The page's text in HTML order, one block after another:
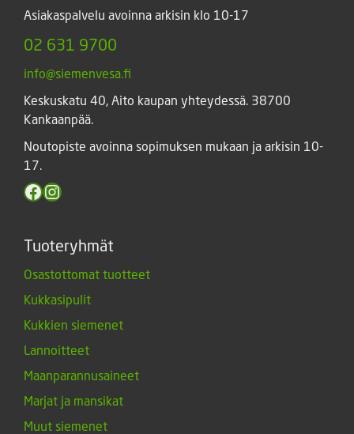
Asiakaspalvelu avoinna arkisin klo 10-17
02 631 9700
info@siemenvesa.fi
Keskuskatu 40, Aito kaupan yhteydessä. 38700
Kankaanpää.
Noutopiste avoinna sopimuksen mukaan ja arkisin 10-
17.
Facebook
Instagram
Tuoteryhmät
Osastottomat tuotteet
Kukkasipulit
Kukkien siemenet
Lannoitteet
Maanparannusaineet
Marjat ja mansikat
Muut siemenet